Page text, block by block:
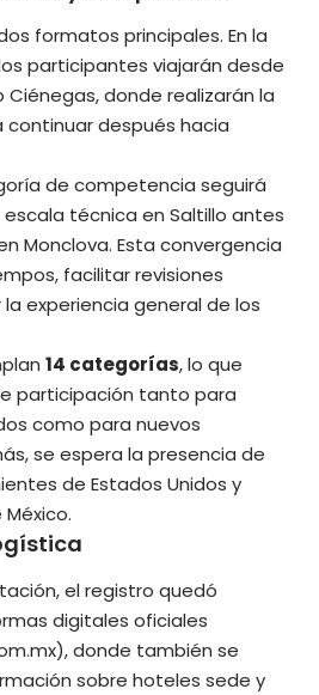
formatos principales. En la
participantes viajarán desde
Ciénegas, donde realizarán la
después hacia
de competencia seguirá
técnica en Saltillo antes
Monclova. Esta convergencia
facilitar revisiones
experiencia general de los
14 categorías, lo que
participación tanto para
como para nuevos
se espera la presencia de
de Estados Unidos y
el registro quedó
digitales oficiales
), donde también se
sobre hoteles sede y